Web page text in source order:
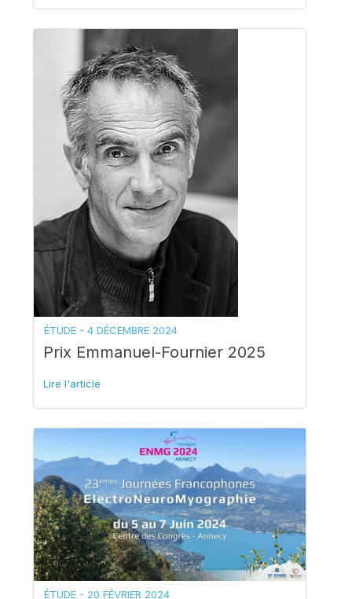
ÉTUDE - 4 DÉCEMBRE 2024
Prix Emmanuel-Fournier 2025
Lire l'article
ÉTUDE - 20 FÉVRIER 2024